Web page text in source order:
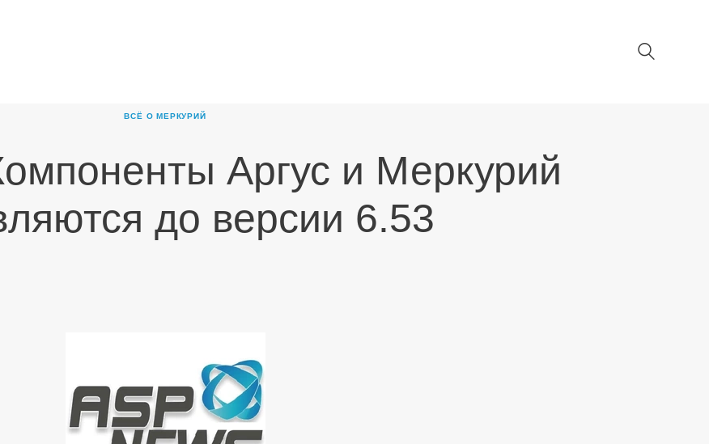
ВСЁ О МЕРКУРИЙ
Аргус и Меркурий
до версии 6.53
НОВОСТИ
КАРЬЕРА
ПАРТНЕРЫ